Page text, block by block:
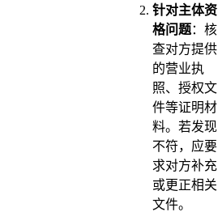
针对主体资
格问题：核
查对方提供
的营业执
照、授权文
件等证明材
料。若发现
不符，应要
求对方补充
或更正相关
文件。